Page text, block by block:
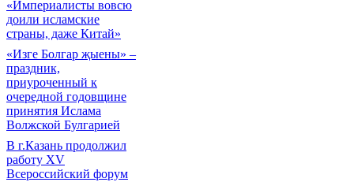
«Империалисты вовсю
доили исламские
страны, даже Китай»
«Изге Болгар җыены» –
праздник,
приуроченный к
очередной годовщине
принятия Ислама
Волжской Булгарией
В г.Казань продолжил
работу XV
Всероссийский форум